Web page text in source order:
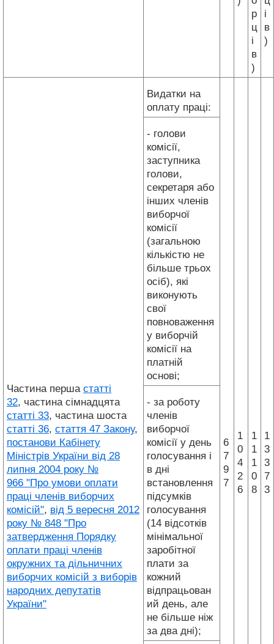
р
ц
і
в
)
і
в
)
Частина перша статті
32, частина сімнадцята
статті 33, частина шоста
статті 36, стаття 47 Закону,
постанови Кабінету
Міністрів України від 28
липня 2004 року №
966 "Про умови оплати
праці членів виборчих
комісій", від 5 вересня 2012
року № 848 "Про
затвердження Порядку
оплати праці членів
окружних та дільничних
виборчих комісій з виборів
народних депутатів
України"
Видатки на
оплату праці:
6
7
9
7
1
0
4
2
6
1
1
1
0
8
1
3
3
7
3
- голови
комісії,
заступника
голови,
секретаря або
інших членів
виборчої
комісії
(загальною
кількістю не
більше трьох
осіб), які
виконують
свої
повноваження
у виборчій
комісії на
платній
основі;
- за роботу
членів
виборчої
комісії у день
голосування і
в дні
встановлення
підсумків
голосування
(14 відсотків
мінімальної
заробітної
плати за
кожний
відпрацьован
ий день, але
не більше ніж
за два дні);